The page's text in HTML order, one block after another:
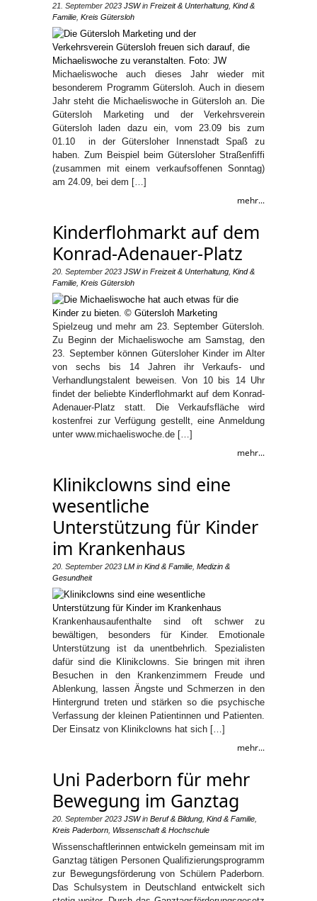
21. September 2023 JSWin Freizeit & Unterhaltung Kind &
Familie Kreis Gütersloh
Michaeliswoche auch dieses Jahr wieder mit
besonderem Programm Gütersloh. Auch in diesem
Jahr steht die Michaeliswoche in Gütersloh an. Die
Gütersloh Marketing und der Verkehrsverein
Gütersloh laden dazu ein, vom 23.09 bis zum
01.10 in der Gütersloher Innenstadt Spaß zu
haben. Zum Beispiel beim Gütersloher Straßenfiffi
(zusammen mit einem verkaufsoffenen Sonntag)
am 24.09, bei dem […]
mehr...
Kinderflohmarkt auf dem
Konrad-Adenauer-Platz
20. September 2023 JSWin Freizeit & Unterhaltung Kind &
Familie Kreis Gütersloh
Spielzeug und mehr am 23. September Gütersloh.
Zu Beginn der Michaeliswoche am Samstag, den
23. September können Gütersloher Kinder im Alter
von sechs bis 14 Jahren ihr Verkaufs- und
Verhandlungstalent beweisen. Von 10 bis 14 Uhr
findet der beliebte Kinderflohmarkt auf dem Konrad-
Adenauer-Platz statt. Die Verkaufsfläche wird
kostenfrei zur Verfügung gestellt, eine Anmeldung
unter www.michaeliswoche.de […]
mehr...
Klinikclowns sind eine
wesentliche
Unterstützung für Kinder
im Krankenhaus
20. September 2023 LM in Kind & Familie Medizin &
Gesundheit
Krankenhausaufenthalte sind oft schwer zu
bewältigen, besonders für Kinder. Emotionale
Unterstützung ist da unentbehrlich. Spezialisten
dafür sind die Klinikclowns. Sie bringen mit ihren
Besuchen in den Krankenzimmern Freude und
Ablenkung, lassen Ängste und Schmerzen in den
Hintergrund treten und stärken so die psychische
Verfassung der kleinen Patientinnen und Patienten.
Der Einsatz von Klinikclowns hat sich […]
mehr...
Uni Paderborn für mehr
Bewegung im Ganztag
20. September 2023 JSWin Beruf & Bildung Kind & Familie
Kreis Paderborn Wissenschaft & Hochschule
Wissenschaftlerinnen entwickeln gemeinsam mit im
Ganztag tätigen Personen Qualifizierungsprogramm
zur Bewegungsförderung von Schülern Paderborn.
Das Schulsystem in Deutschland entwickelt sich